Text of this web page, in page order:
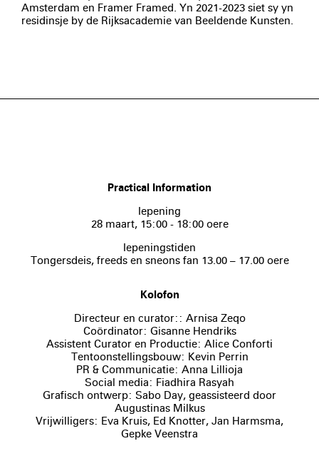
Amsterdam en Framer Framed. Yn 2021-2023 siet sy yn
residinsje by de Rijksacademie van Beeldende Kunsten.
Practical Information
Iepening
28 maart, 15:00 - 18:00 oere
Iepeningstiden
Tongersdeis, freeds en sneons fan 13.00 – 17.00 oere
Kolofon
Directeur en curator:: Arnisa Zeqo
Coördinator: Gisanne Hendriks
Assistent Curator en Productie: Alice Conforti
Tentoonstellingsbouw: Kevin Perrin
PR & Communicatie: Anna Lillioja
Social media: Fiadhira Rasyah
Grafisch ontwerp: Sabo Day, geassisteerd door
Augustinas Milkus
Vrijwilligers: Eva Kruis, Ed Knotter, Jan Harmsma,
Gepke Veenstra